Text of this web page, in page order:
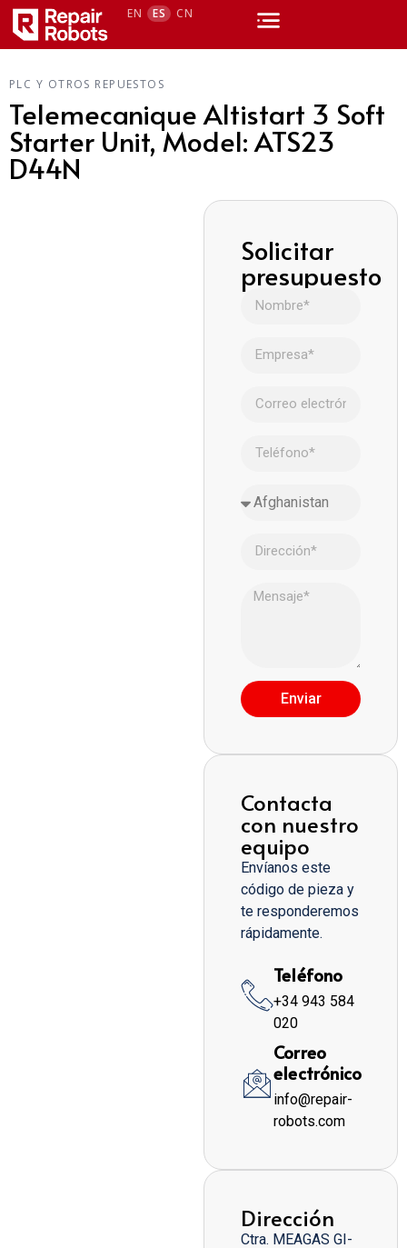
EN ES CN
PLC Y OTROS REPUESTOS
Telemecanique Altistart 3 Soft
Starter Unit, Model: ATS23
D44N
Solicitar
presupuesto
Enviar
Contacta
con nuestro
equipo
Envíanos este
código de pieza y
te responderemos
rápidamente.
Teléfono
+34 943 584
020
Correo
electrónico
info@repair-
robots.com
Dirección
Ctra. MEAGAS GI-